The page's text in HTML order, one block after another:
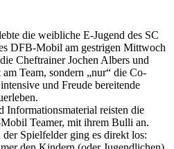
die weibliche E-Jugend des SC
DFB-Mobil am gestrigen Mittwoch
Cheftrainer Jochen Albers und
Team, sondern „nur“ die Co-
und Freude bereitende
Informationsmaterial reisten die
Teamer, mit ihrem Bulli an.
Spielfelder ging es direkt los: